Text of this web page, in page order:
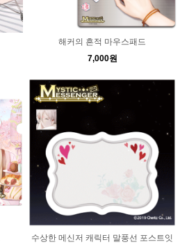
해커의 흔적 마우스패드
7,000원
수상한 메신저 캐릭터 말풍선 포스트잇